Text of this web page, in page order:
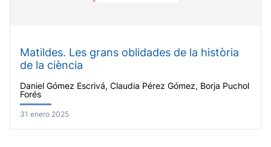
Matildes. Les grans oblidades de la història
de la ciència
Daniel Gómez Escrivá, Claudia Pérez Gómez, Borja Puchol
Forés
31 enero 2025